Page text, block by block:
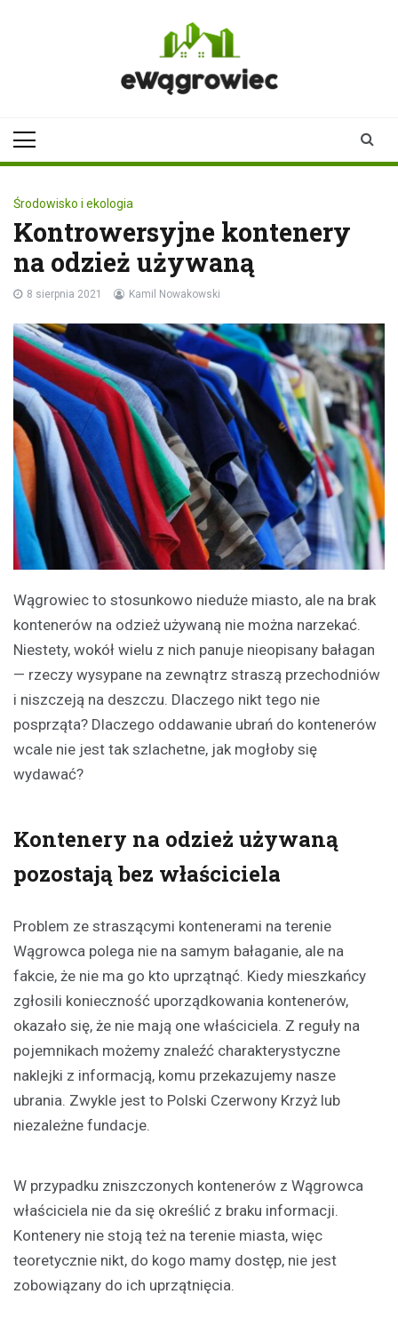
Środowisko i ekologia
Kontrowersyjne kontenery
na odzież używaną
8 sierpnia 2021 Kamil Nowakowski
Wągrowiec to stosunkowo nieduże miasto, ale na brak
kontenerów na odzież używaną nie można narzekać.
Niestety, wokół wielu z nich panuje nieopisany bałagan
— rzeczy wysypane na zewnątrz straszą przechodniów
i niszczeją na deszczu. Dlaczego nikt tego nie
posprząta? Dlaczego oddawanie ubrań do kontenerów
wcale nie jest tak szlachetne, jak mogłoby się
wydawać?
Kontenery na odzież używaną
pozostają bez właściciela
Problem ze straszącymi kontenerami na terenie
Wągrowca polega nie na samym bałaganie, ale na
fakcie, że nie ma go kto uprzątnąć. Kiedy mieszkańcy
zgłosili konieczność uporządkowania kontenerów,
okazało się, że nie mają one właściciela. Z reguły na
pojemnikach możemy znaleźć charakterystyczne
naklejki z informacją, komu przekazujemy nasze
ubrania. Zwykle jest to Polski Czerwony Krzyż lub
niezależne fundacje.
W przypadku zniszczonych kontenerów z Wągrowca
właściciela nie da się określić z braku informacji.
Kontenery nie stoją też na terenie miasta, więc
teoretycznie nikt, do kogo mamy dostęp, nie jest
zobowiązany do ich uprzątnięcia.